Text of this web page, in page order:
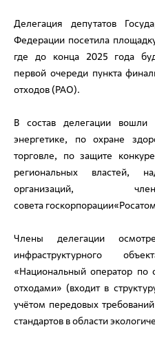
Делегация депутатов
Федерации посетила
где до конца 2025 года
первой очереди пункта
отходов (РАО).
В состав делегации вошли
энергетике, по охране
торговле, по защите
региональных властей,
организаций,
совета
Члены делегации
инфраструктурного
«Национальный оператор
отходами» (входит в
учётом передовых
стандартов в области